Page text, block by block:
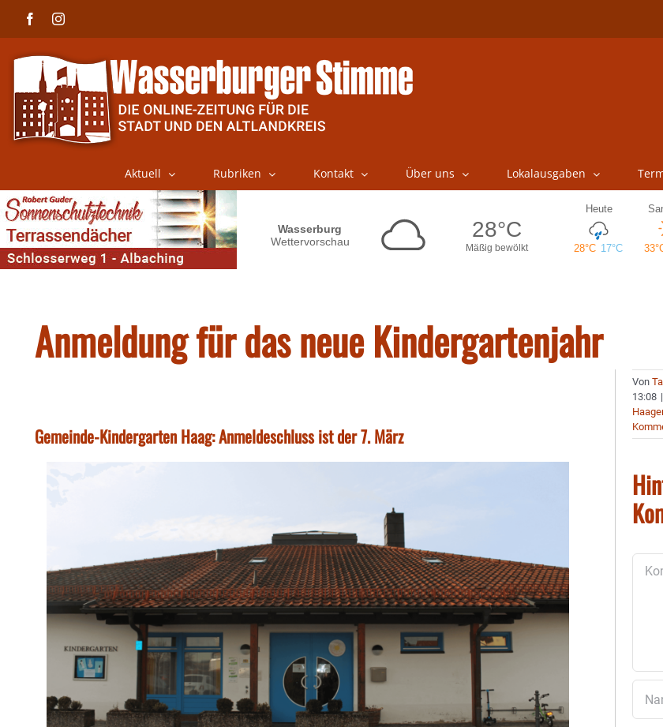
FacebookInstagram
Aktuell Rubriken Kontakt Über uns Lokalausgaben
Anmeldung für das neue Kindergartenjahr
Gemeinde-Kindergarten Haag: Anmeldeschluss ist der 7. März
Von
13:08 |